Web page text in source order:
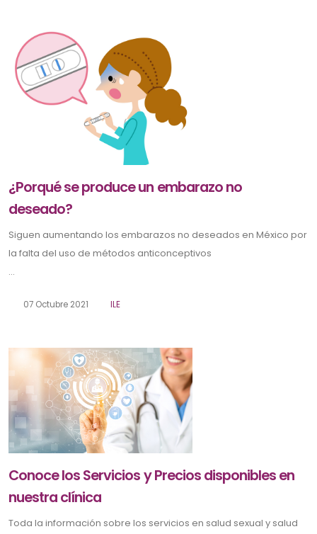
¿Porqué se produce un embarazo no
deseado?
Siguen aumentando los embarazos no deseados en México por
la falta del uso de métodos anticonceptivos
...
07 Octubre 2021 ILE
Conoce los Servicios y Precios disponibles en
nuestra clínica
Toda la información sobre los servicios en salud sexual y salud